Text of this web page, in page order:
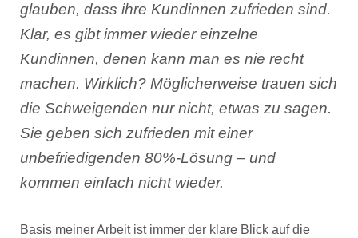
glauben, dass ihre Kundinnen zufrieden sind.
Klar, es gibt immer wieder einzelne
Kundinnen, denen kann man es nie recht
machen. Wirklich? Möglicherweise trauen sich
die Schweigenden nur nicht, etwas zu sagen.
Sie geben sich zufrieden mit einer
unbefriedigenden 80%-Lösung – und
kommen einfach nicht wieder.
Basis meiner Arbeit ist immer der klare Blick auf die